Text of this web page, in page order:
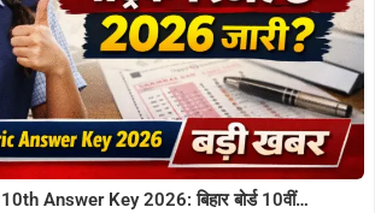
Answer Key 2026: बिहार बोर्ड 10वीं…